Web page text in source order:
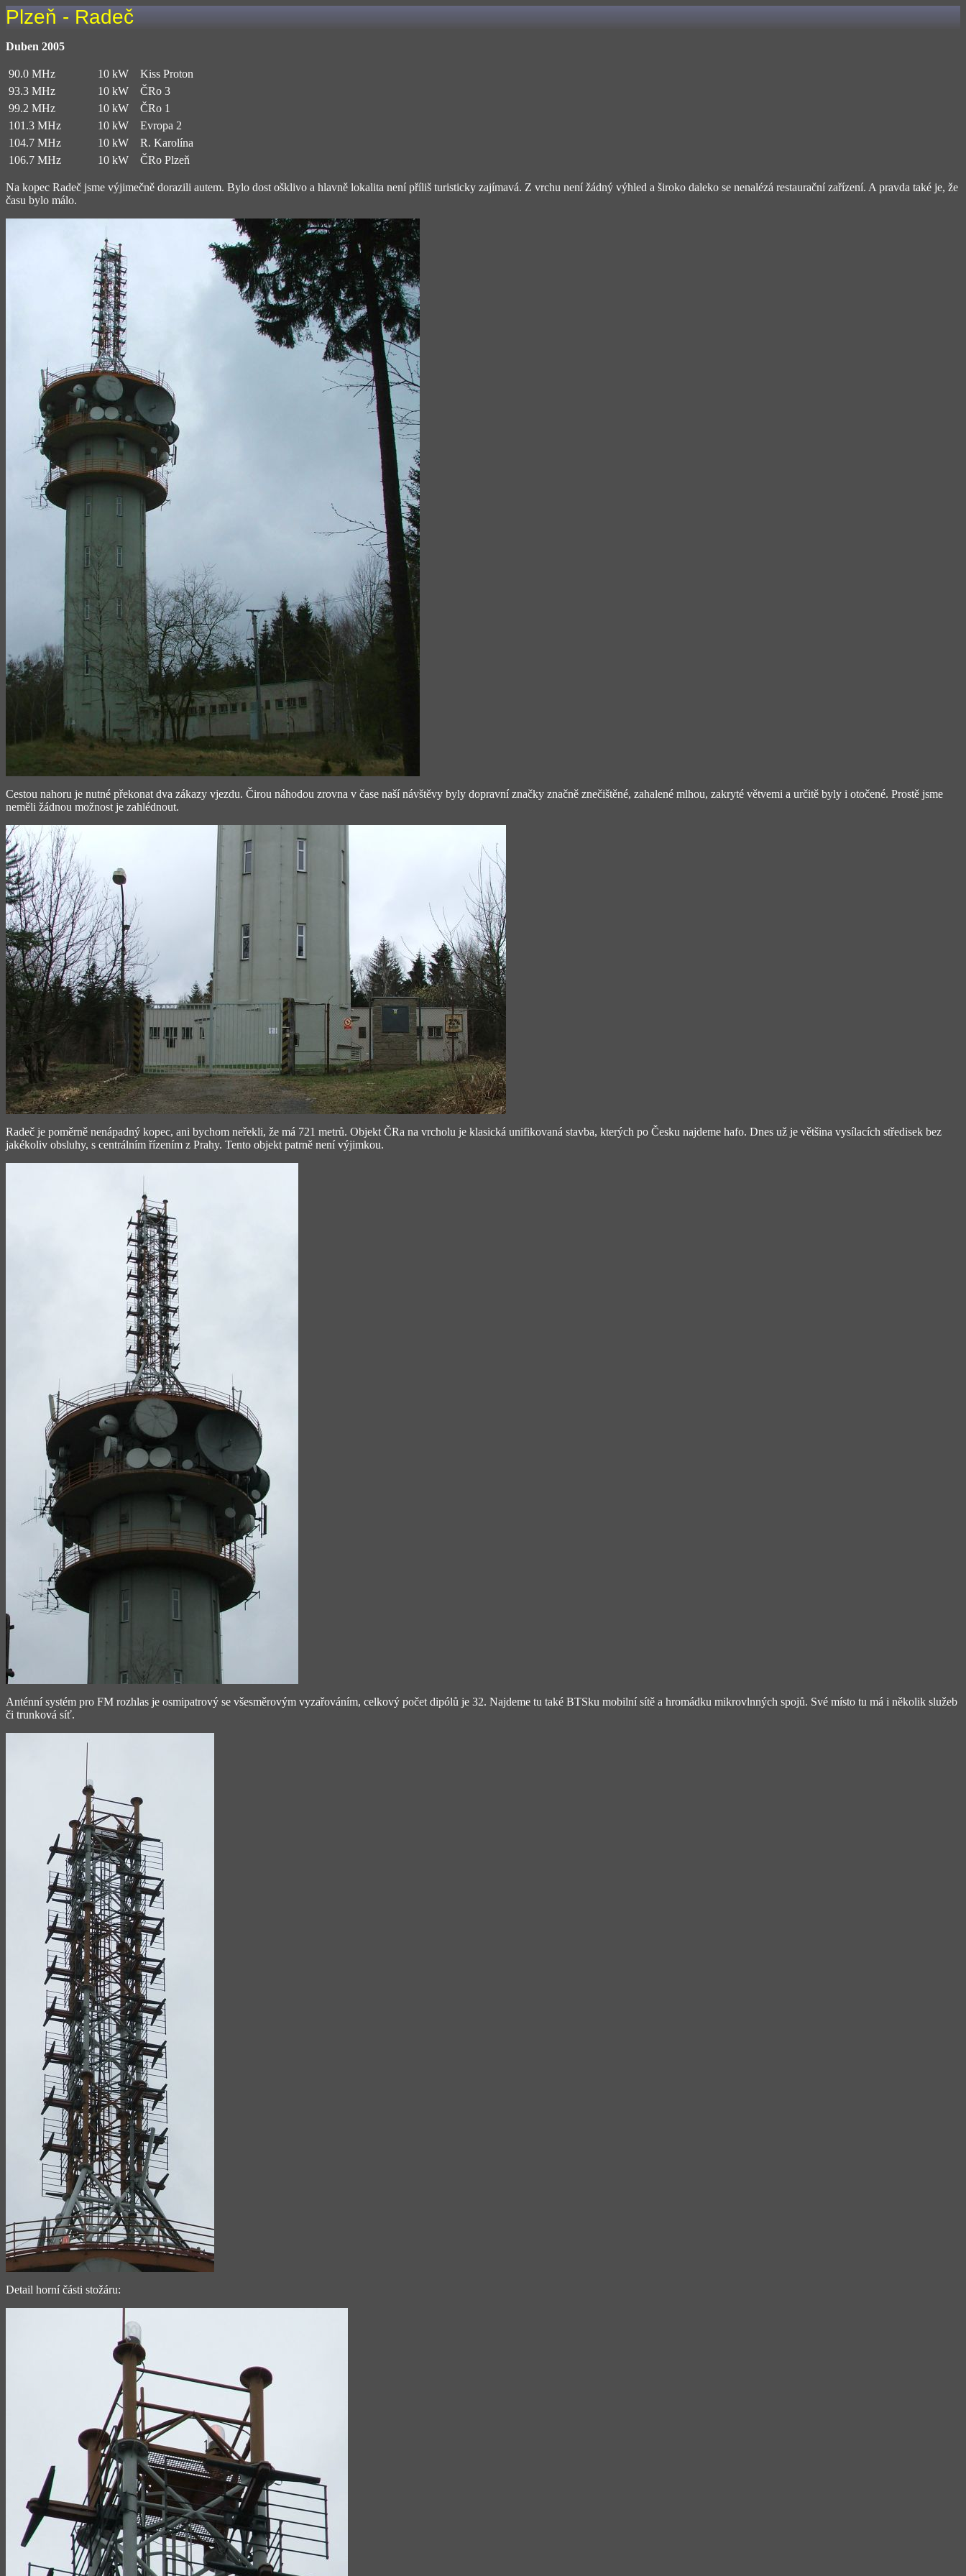
Plzeň - Radeč
Duben 2005
90.0 MHz 10 kW
Kiss Proton
93.3 MHz
10 kW
ČRo 3
99.2 MHz
10 kW
ČRo 1
101.3 MHz
10 kW
Evropa 2
104.7 MHz
10 kW
R. Karolína
106.7 MHz
10 kW ČRo Plzeň
Na kopec Radeč jsme výjimečně dorazili autem. Bylo dost ošklivo a hlavně lokalita není příliš turisticky zajímavá. Z vrchu není žádný výhled a široko daleko se nenalézá restaurační zařízení. A pravda také je, že
času bylo málo.
Cestou nahoru je nutné překonat dva zákazy vjezdu. Čirou náhodou zrovna v čase naší návštěvy byly dopravní značky značně znečištěné, zahalené mlhou, zakryté větvemi a určitě byly i otočené. Prostě jsme
neměli žádnou možnost je zahlédnout.
Radeč je poměrně nenápadný kopec, ani bychom neřekli, že má 721 metrů. Objekt ČRa na vrcholu je klasická unifikovaná stavba, kterých po Česku najdeme hafo. Dnes už je většina vysílacích středisek bez
jakékoliv obsluhy, s centrálním řízením z Prahy. Tento objekt patrně není výjimkou.
Anténní systém pro FM rozhlas je osmipatrový se všesměrovým vyzařováním, celkový počet dipólů je 32. Najdeme tu také BTSku mobilní sítě a hromádku mikrovlnných spojů. Své místo tu má i několik služeb
či trunková síť.
Detail horní části stožáru: